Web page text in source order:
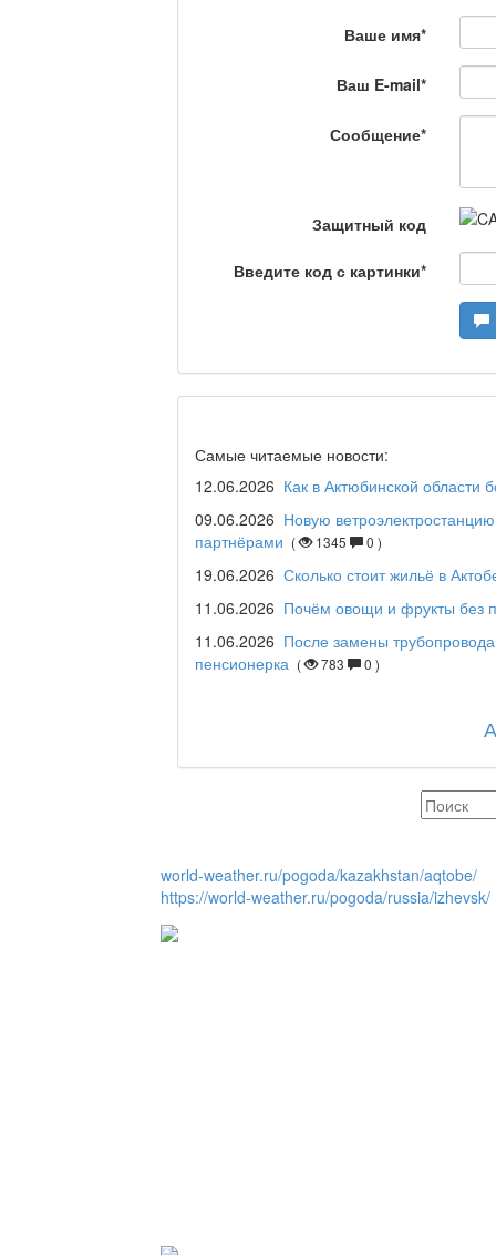
Сделано в Актобе /
Станем чемпионами
Дәрігер не айтады?
Maslihat LIVE
Отчётная встреча
қаласы әкімінің
Ваше имя*
Ваш E-mail*
Сообщение*
Защитный код
Введите код с картинки*
Самые читаемые новости:
12.06.2026 Как в Актюбинской области
09.06.2026 Новую
партнёрами ( 1345 0 )
19.06.2026 Сколько стоит жильё в
11.06.2026 Почём овощи и фрукты без
11.06.2026 После замены
пенсионерка ( 783 0 )
world-weather.ru/pogoda/kazakhstan/aqtobe/
https://world-weather.ru/pogoda/russia/izhevsk/